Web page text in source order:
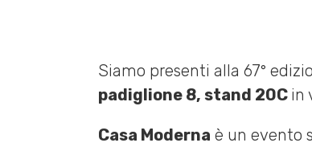
Siamo presenti alla 67°
padiglione 8, stand 20C in
Casa Moderna è un evento